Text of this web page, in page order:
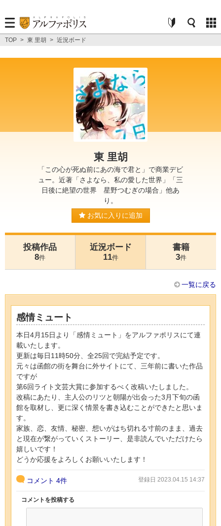
TOP > 東 里胡 > 近況ボード
東 里胡
「この心が死ぬ前にあの海で君と」で商業デビ
ュー。近著「さよなら、私の愛した世界」「三
日後に絶望の世界 星野つむぎの場合」他あ
り。
お気に入りに追加
投稿作品
8件
近況ボード
11件
書籍
3件
一覧に戻る
感情ミュート
本日4月15日より「感情ミュート」をアルファポリスにて連
載いたします。
更新は毎日11時50分、全25回で完結予定です。
元々は函館の街を舞台に外サイトにて、三年前に書いた作品
ですが
第6回ライト文芸大賞に参加するべく改稿いたしました。
改稿にあたり、主人公のリツと朝陽が出会った3月下旬の函
館を取材し、更に深く情景を書き込むことができたと思いま
す。
家族、恋、友情、秘密、想いがはち切れる寸前のまま、過去
と現在が繋がっていくストーリー、是非読んでいただけたら
嬉しいです！
どうか応援をよろしくお願いいたします！
コメント 4件 登録日 2023.04.15 14:37
コメントを投稿する